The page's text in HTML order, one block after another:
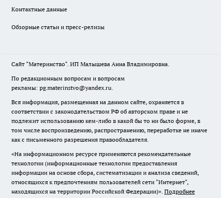
Контактные данные
Обзорные статьи и пресс-релизы
Сайт "Материнство". ИП Малышева Анна Владимировна.
По редакционным вопросам и вопросам
рекламы: pg.materinstvo@yandex.ru.
Вся информация, размещенная на данном сайте, охраняется в
соответствии с законодательством РФ об авторском праве и не
подлежит использованию кем-либо в какой бы то ни было форме, в
том числе воспроизведению, распространению, переработке не иначе
как с письменного разрешения правообладателя.
«На информационном ресурсе применяются рекомендательные
технологии (информационные технологии предоставления
информации на основе сбора, систематизации и анализа сведений,
относящихся к предпочтениям пользователей сети "Интернет",
находящихся на территории Российской Федерации)». Подробнее